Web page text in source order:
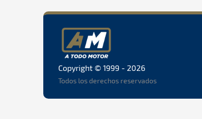
Copyright © 1999 - 2026
Todos los derechos reservados